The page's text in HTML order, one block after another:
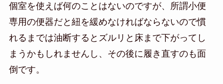
個室を使えば何のことはないのですが、所謂小便
専用の便器だと紐を緩めなければならないので慣
れるまでは油断するとズルリと床まで下がってし
まうかもしれませんし、その後に履き直すのも面
倒です。